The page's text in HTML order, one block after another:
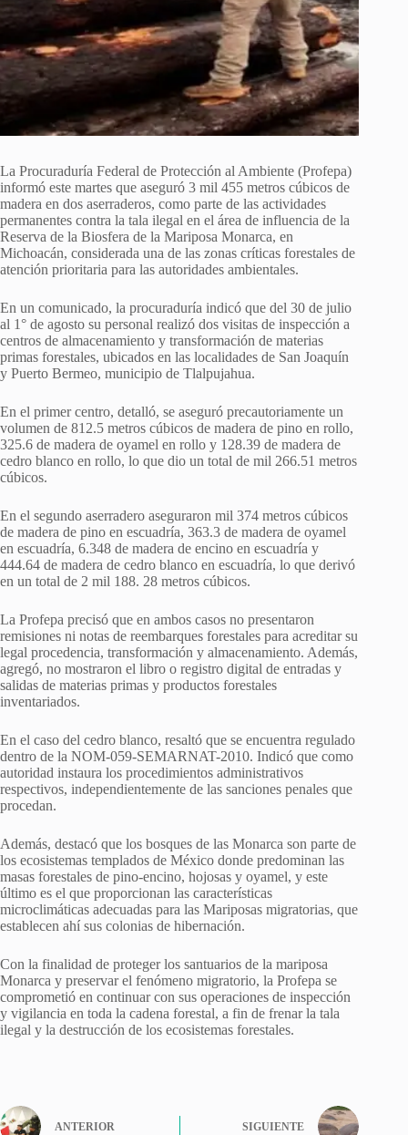
La Procuraduría Federal de Protección al Ambiente (Profepa)
informó este martes que aseguró 3 mil 455 metros cúbicos de
madera en dos aserraderos, como parte de las actividades
permanentes contra la tala ilegal en el área de influencia de la
Reserva de la Biosfera de la Mariposa Monarca, en
Michoacán, considerada una de las zonas críticas forestales de
atención prioritaria para las autoridades ambientales.
En un comunicado, la procuraduría indicó que del 30 de julio
al 1° de agosto su personal realizó dos visitas de inspección a
centros de almacenamiento y transformación de materias
primas forestales, ubicados en las localidades de San Joaquín
y Puerto Bermeo, municipio de Tlalpujahua.
En el primer centro, detalló, se aseguró precautoriamente un
volumen de 812.5 metros cúbicos de madera de pino en rollo,
325.6 de madera de oyamel en rollo y 128.39 de madera de
cedro blanco en rollo, lo que dio un total de mil 266.51 metros
cúbicos.
En el segundo aserradero aseguraron mil 374 metros cúbicos
de madera de pino en escuadría, 363.3 de madera de oyamel
en escuadría, 6.348 de madera de encino en escuadría y
444.64 de madera de cedro blanco en escuadría, lo que derivó
en un total de 2 mil 188. 28 metros cúbicos.
La Profepa precisó que en ambos casos no presentaron
remisiones ni notas de reembarques forestales para acreditar su
legal procedencia, transformación y almacenamiento. Además,
agregó, no mostraron el libro o registro digital de entradas y
salidas de materias primas y productos forestales
inventariados.
En el caso del cedro blanco, resaltó que se encuentra regulado
dentro de la NOM-059-SEMARNAT-2010. Indicó que como
autoridad instaura los procedimientos administrativos
respectivos, independientemente de las sanciones penales que
procedan.
Además, destacó que los bosques de las Monarca son parte de
los ecosistemas templados de México donde predominan las
masas forestales de pino-encino, hojosas y oyamel, y este
último es el que proporcionan las características
microclimáticas adecuadas para las Mariposas migratorias, que
establecen ahí sus colonias de hibernación.
Con la finalidad de proteger los santuarios de la mariposa
Monarca y preservar el fenómeno migratorio, la Profepa se
comprometió en continuar con sus operaciones de inspección
y vigilancia en toda la cadena forestal, a fin de frenar la tala
ilegal y la destrucción de los ecosistemas forestales.
ANTERIOR SIGUIENTE